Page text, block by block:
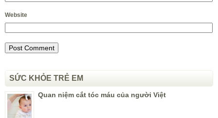
Website
SỨC KHỎE TRẺ EM
Quan niệm cắt tóc máu của người Việt